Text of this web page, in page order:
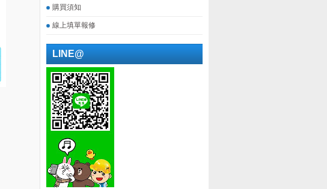
購買須知
線上填單報修
LINE@